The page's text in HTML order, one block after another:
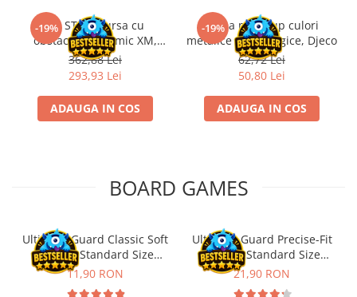
One Piece Card Game
Colectii Oficiale Topps si Panini si
altele
Final Fantasy
Grand Archive TCG
Alte TCG-uri
Puzzle 1000 piese
Accesorii pentru puzzle
Puzzle 3000 piese
-19%Kit STEM Cursa cu
obstacole Dynamic XM,
Fischertechnik
362,88 Lei
293,93 Lei
ADAUGA IN COS
-19%
Trusa make-up culori
metalice non alergice, Djeco
62,72 Lei
50,80 Lei
ADAUGA IN COS
BOARD GAMES
Ultimate Guard Classic Soft
Sleeves Standard Size
Transparent (100)
11,90 RON
Ultimate Guard Precise-Fit
Sleeves Standard Size
Transparent (100)
21,90 RON